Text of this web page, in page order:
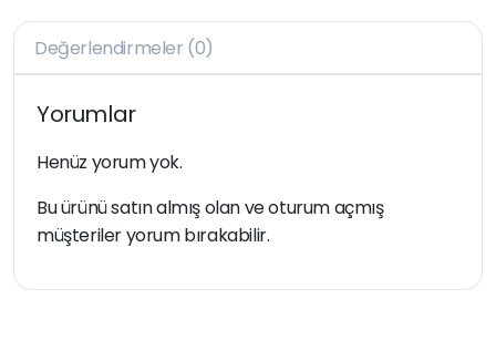
Değerlendirmeler (0)
Yorumlar
Henüz yorum yok.
Bu ürünü satın almış olan ve oturum açmış
müşteriler yorum bırakabilir.